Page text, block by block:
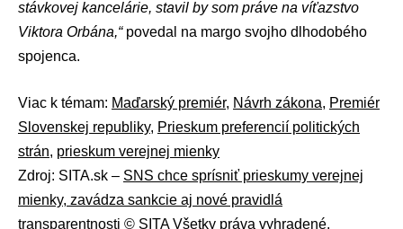
stávkovej kancelárie, stavil by som práve na víťazstvo
Viktora Orbána,“povedal na margo svojho dlhodobého
spojenca.
Viac k témam: Maďarský premiér, Návrh zákona, Premiér
Slovenskej republiky, Prieskum preferencií politických
strán, prieskum verejnej mienky
Zdroj: SITA.sk – SNS chce sprísniť prieskumy verejnej
mienky, zavádza sankcie aj nové pravidlá
transparentnosti © SITA Všetky práva vyhradené.